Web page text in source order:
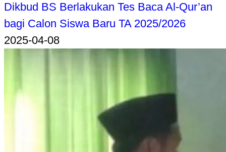
Dikbud BS Berlakukan Tes Baca Al-Qur’an
bagi Calon Siswa Baru TA 2025/2026
2025-04-08